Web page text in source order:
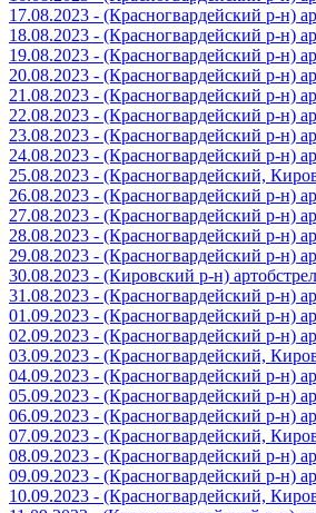
17.08.2023 - (Красногвардейский р-н)
18.08.2023 - (Красногвардейский р-н)
19.08.2023 - (Красногвардейский р-н)
20.08.2023 - (Красногвардейский р-н)
21.08.2023 - (Красногвардейский р-н)
22.08.2023 - (Красногвардейский р-н)
23.08.2023 - (Красногвардейский р-н)
24.08.2023 - (Красногвардейский р-н)
25.08.2023 - (Красногвардейский,
26.08.2023 - (Красногвардейский р-н)
27.08.2023 - (Красногвардейский р-н)
28.08.2023 - (Красногвардейский р-н)
29.08.2023 - (Красногвардейский р-н)
30.08.2023 - (Кировский р-н)
31.08.2023 - (Красногвардейский р-н)
01.09.2023 - (Красногвардейский р-н)
02.09.2023 - (Красногвардейский р-н)
03.09.2023 - (Красногвардейский,
04.09.2023 - (Красногвардейский р-н)
05.09.2023 - (Красногвардейский р-н)
06.09.2023 - (Красногвардейский р-н)
07.09.2023 - (Красногвардейский,
08.09.2023 - (Красногвардейский р-н)
09.09.2023 - (Красногвардейский р-н)
10.09.2023 - (Красногвардейский,